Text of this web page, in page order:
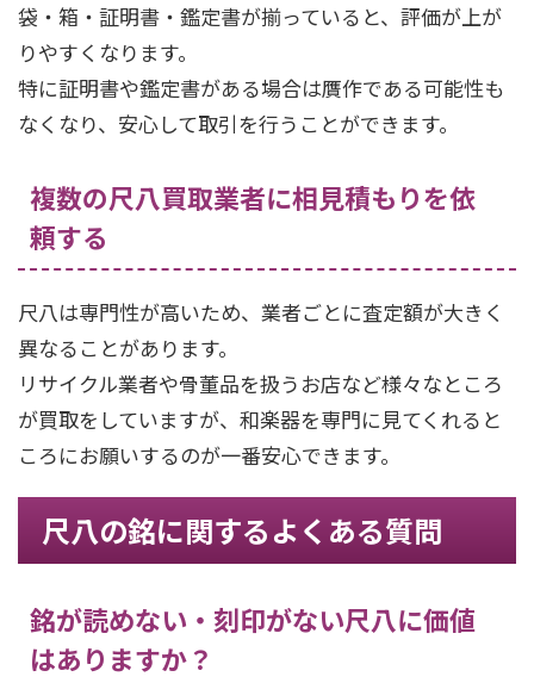
袋・箱・証明書・鑑定書が揃っていると、評価が上が
りやすくなります。
特に証明書や鑑定書がある場合は贋作である可能性も
なくなり、安心して取引を行うことができます。
複数の尺八買取業者に相見積もりを依
頼する
尺八は専門性が高いため、業者ごとに査定額が大きく
異なることがあります。
リサイクル業者や骨董品を扱うお店など様々なところ
が買取をしていますが、和楽器を専門に見てくれると
ころにお願いするのが一番安心できます。
尺八の銘に関するよくある質問
銘が読めない・刻印がない尺八に価値
はありますか？